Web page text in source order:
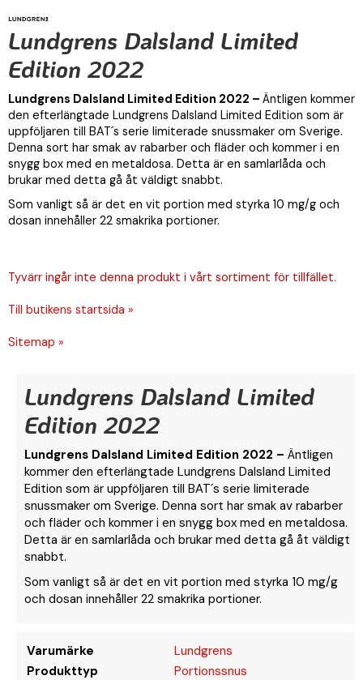
Lundgrens Dalsland Limited
Edition 2022
Lundgrens Dalsland Limited Edition 2022 – Äntligen kommer
den efterlängtade Lundgrens Dalsland Limited Edition som är
uppföljaren till BAT´s serie limiterade snussmaker om Sverige.
Denna sort har smak av rabarber och fläder och kommer i en
snygg box med en metaldosa. Detta är en samlarlåda och
brukar med detta gå åt väldigt snabbt.
Som vanligt så är det en vit portion med styrka 10 mg/g och
dosan innehåller 22 smakrika portioner.
Tyvärr ingår inte denna produkt i vårt sortiment för tillfället.
Till butikens startsida »
Sitemap »
Lundgrens Dalsland Limited
Edition 2022
Lundgrens Dalsland Limited Edition 2022 – Äntligen
kommer den efterlängtade Lundgrens Dalsland Limited
Edition som är uppföljaren till BAT´s serie limiterade
snussmaker om Sverige. Denna sort har smak av rabarber
och fläder och kommer i en snygg box med en metaldosa.
Detta är en samlarlåda och brukar med detta gå åt väldigt
snabbt.
Som vanligt så är det en vit portion med styrka 10 mg/g
och dosan innehåller 22 smakrika portioner.
Varumärke
Lundgrens
Produkttyp
Portionssnus